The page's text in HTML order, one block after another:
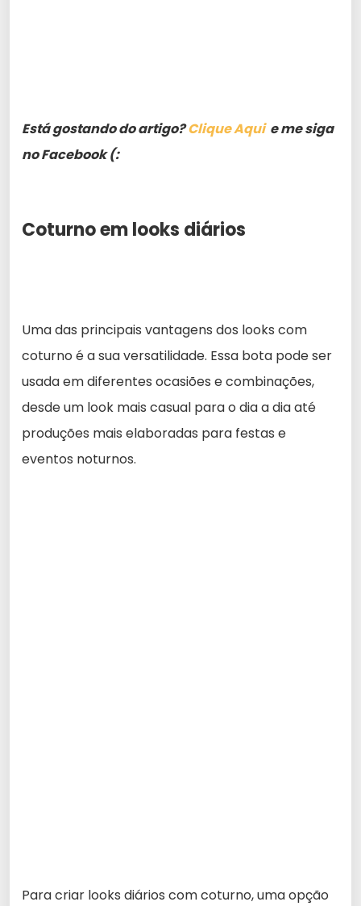
Está gostando do artigo?Clique Aquie me siga
no Facebook (:
Coturno em looks diários
Uma das principais vantagens dos looks com
coturno é a sua versatilidade. Essa bota pode ser
usada em diferentes ocasiões e combinações,
desde um look mais casual para o dia a dia até
produções mais elaboradas para festas e
eventos noturnos.
Para criar looks diários com coturno, uma opção